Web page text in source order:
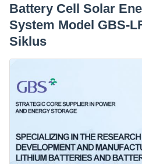
Battery Cell Solar
System Model GBS-
Siklus